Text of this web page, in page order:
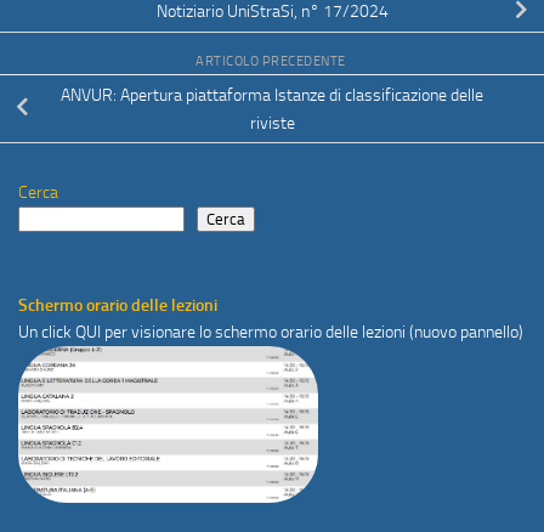
Notiziario UniStraSi, n° 17/2024
ARTICOLO PRECEDENTE
ANVUR: Apertura piattaforma Istanze di classificazione delle
riviste
Cerca
Cerca
Schermo orario delle lezioni
Un click QUI per visionare lo schermo orario delle lezioni (nuovo pannello)